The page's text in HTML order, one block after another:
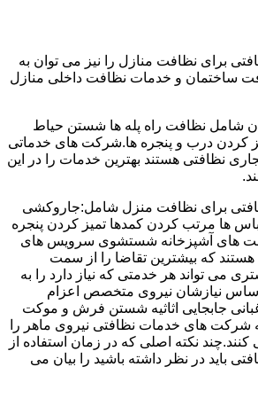
برای نظافت منازل را نیز می توان به
ساختمان و خدمات نظافت داخلی منازل
شامل نظافت راه پله ها شستن حیاط
کردن درب و پنجره ها.شرکت های خدماتی
نظافتی هستند بهترین خدمات را در این
برای نظافت منزل شامل:جاروکشی
مرتب کردن کمدها تمیز کردن پنجره
های آشپزخانه شستشوی سرویس های
هستند که بیشترین تقاضا را از سمت
می تواند هر خدمتی که نیاز دارد را به
نیازشان نیروی متخصص اعزام
جابجایی اثاثیه شستن فرش و موکت
شرکت های خدمات نظافتی نیروی ماهر را
کنند.چند نکته اصلی که در زمان استفاده از
باید در نظر داشته باشید را بیان می